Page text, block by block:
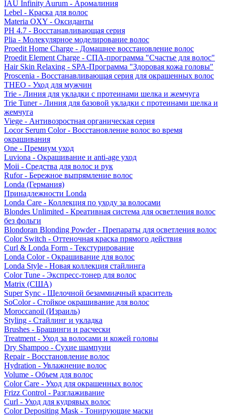
IAU Infinity Aurum - Аромалиния
Lebel - Краска для волос
Materia OXY - Оксиданты
PH 4.7 - Восстанавливающая серия
Plia - Молекулярное моделирование волос
Proedit Home Charge - Домашнее восстановление волос
Proedit Element Charge - СПА-программа "Счастье для волос"
Hair Skin Relaxing - SPA-Программа "Здоровая кожа головы"
Proscenia - Восстанавливающая серия для окрашенных волос
THEO - Уход для мужчин
Trie - Линия для укладки с протеинами шелка и жемчуга
Trie Tuner - Линия для базовой укладки с протеинами шелка и
жемчуга
Viege - Антивозростная органическая серия
Locor Serum Color - Восстановление волос во время
окрашивания
One - Премиум уход
Luviona - Окрашивание и anti-age уход
Moii - Средства для волос и рук
Rufor - Бережное выпрямление волос
Londa (Германия)
Принадлежности Londa
Londa Care - Коллекция по уходу за волосами
Blondes Unlimited - Креативная система для осветления волос
без фольги
Blondoran Blonding Powder - Препараты для осветления волос
Color Switch - Оттеночная краска прямого действия
Curl & Londa Form - Текстурирование
Londa Color - Окрашивание для волос
Londa Style - Новая коллекция стайлинга
Color Tune - Экспресс-тонер для волос
Matrix (США)
Super Sync - Щелочной безаммиачный краситель
SoColor - Стойкое окрашивание для волос
Moroccanoil (Израиль)
Styling - Стайлинг и укладка
Brushes - Брашинги и расчески
Treatment - Уход за волосами и кожей головы
Dry Shampoo - Сухие шампуни
Repair - Восстановление волос
Hydration - Увлажнение волос
Volume - Объем для волос
Color Care - Уход для окрашенных волос
Frizz Control - Разглаживание
Curl - Уход для кудрявых волос
Color Depositing Mask - Тонирующие маски